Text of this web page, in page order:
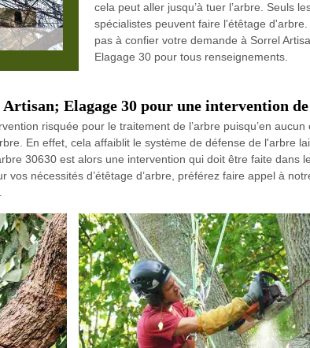
cela peut aller jusqu’à tuer l’arbre. Seuls
spécialistes peuvent faire l'étêtage
pas à confier votre demande à Sorrel
Elagage 30 pour tous renseignements.
Elagage 30 pour une intervention
risquée pour le traitement de l’arbre puisqu’en aucun
En effet, cela affaiblit le système de défense de l'arbre
30630 est alors une intervention qui doit être faite dans
vos nécessités d’étêtage d’arbre, préférez faire appel à